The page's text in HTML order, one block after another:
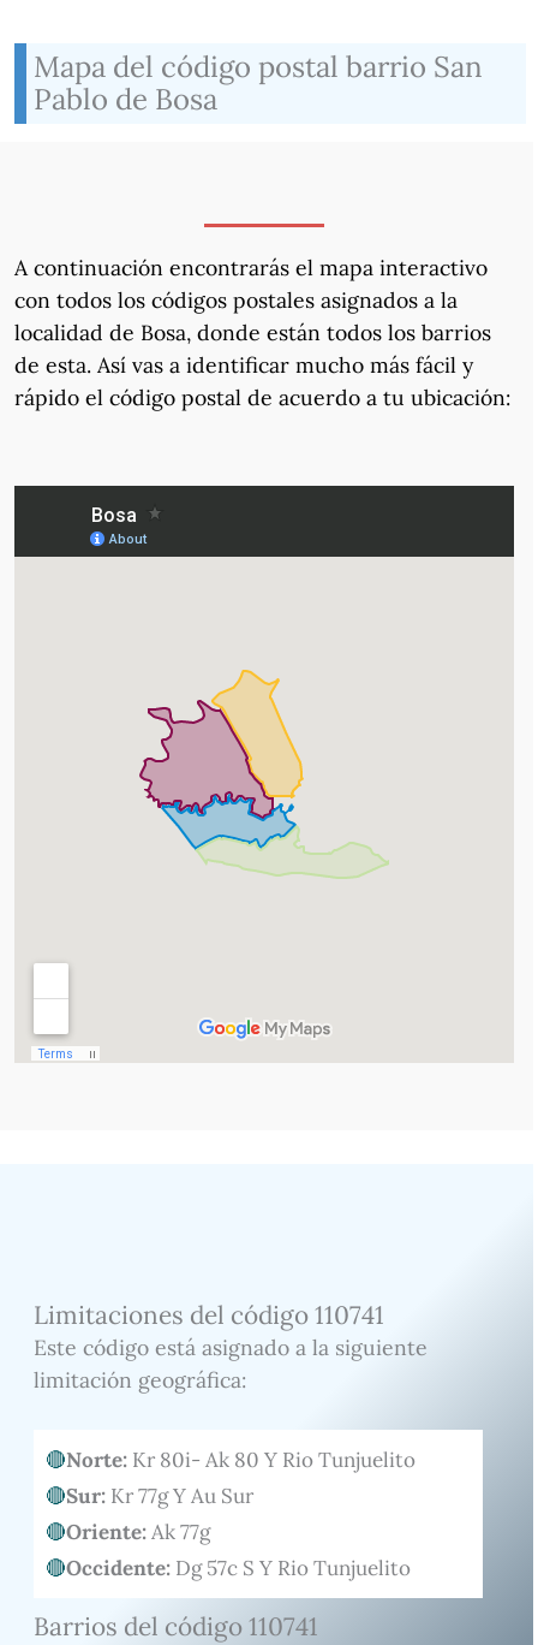
Mapa del código postal barrio San
Pablo de Bosa
A continuación encontrarás el mapa interactivo
con todos los códigos postales asignados a la
localidad de Bosa, donde están todos los barrios
de esta. Así vas a identificar mucho más fácil y
rápido el código postal de acuerdo a tu ubicación:
Limitaciones del código 110741
Este código está asignado a la siguiente
limitación geográfica:
Norte:Kr 80i- Ak 80 Y Rio Tunjuelito
Sur: Kr 77g Y Au Sur
Oriente:Ak 77g
Occidente:Dg 57c S Y Rio Tunjuelito
Barrios del código 110741